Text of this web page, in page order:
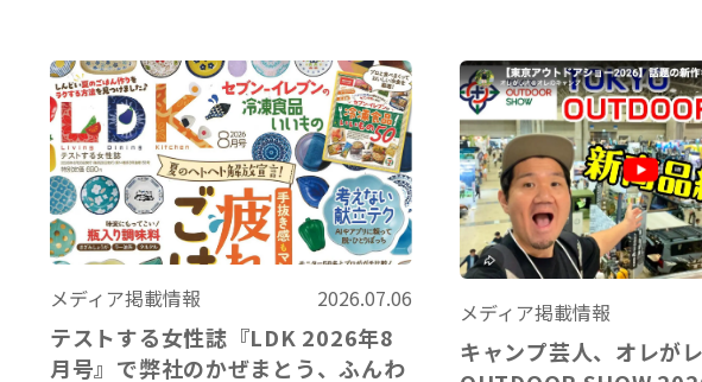
メディア掲載情報 2026.07.06
テストする女性誌『LDK 2026年8
月号』で弊社のかぜまとう、ふんわ
メディア掲載情報
キャンプ芸人、オレが